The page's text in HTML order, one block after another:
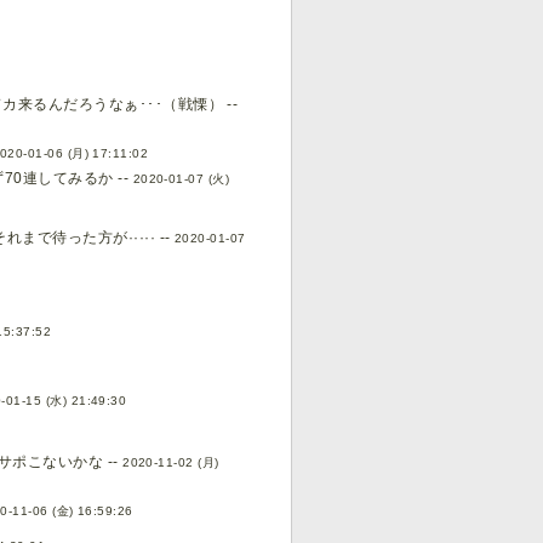
来るんだろうなぁ･･･（戦慄） --
01-06 (月) 17:11:02
連してみるか -- 2020-01-07 (火)
まで待った方が····· -- 2020-01-07
01-15 (水) 21:49:30
ポこないかな --2020-11-02 (月)
11-06 (金) 16:59:26